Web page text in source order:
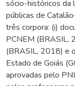
sócio-históricos da
públicas de
três corpora: (i)
PCNEM (BRASIL,
(BRASIL, 2018) e
Estado de Goiás
aprovadas pelo